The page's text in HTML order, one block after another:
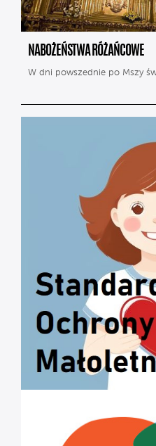
NABOŻEŃSTWA RÓŻAŃCOWE
W dni powszednie po Mszy